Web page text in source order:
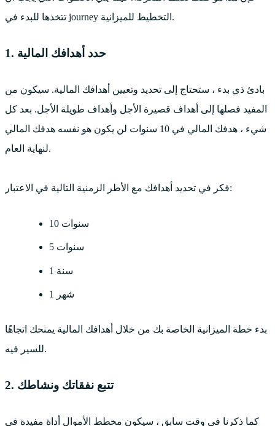
تتخذها للبدء في journey التخطيط للميزانية.
1. حدد أهدافك المالية
بادئ ذي بدء ، ستحتاج إلى تحديد وتعيين أهدافك المالية. سيكون من
المفيد فصلها إلى أهداف قصيرة الأجل وأهداف طويلة الأجل. بعد كل
شيء ، هدفك المالي في 10 سنوات لن يكون هو نفسه هدفك المالي
لنهاية العام.
فكر في تحديد أهدافك مع الأطر الزمنية التالية في الاعتبار:
10 سنوات
5 سنوات
1 سنة
1 شهر
بدء خطة الميزانية الخاصة بك من خلال أهدافك المالية يمنحك اتجاهًا
للسير فيه.
2. تتبع نفقاتك ونشاطك
كما ذكرنا في وقت سابق ، سيكون مخطط الأموال أداة مفيدة في